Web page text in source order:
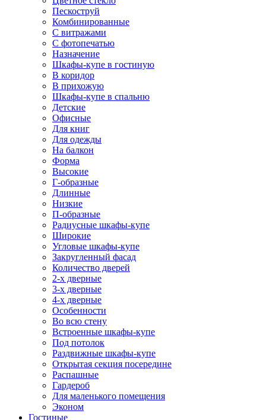
Пескоструй
Комбинированные
С витражами
С фотопечатью
Назначение
Шкафы-купе в гостиную
В коридор
В прихожую
Шкафы-купе в спальню
Детские
Офисные
Для книг
Для одежды
На балкон
Форма
Высокие
Г-образные
Длинные
Низкие
П-образные
Радиусные шкафы-купе
Широкие
Угловые шкафы-купе
Закругленный фасад
Количество дверей
2-х дверные
3-х дверные
4-х дверные
Особенности
Во всю стену
Встроенные шкафы-купе
Под потолок
Раздвижные шкафы-купе
Открытая секция посередине
Распашные
Гардероб
Для маленького помещения
Эконом
Гостиные